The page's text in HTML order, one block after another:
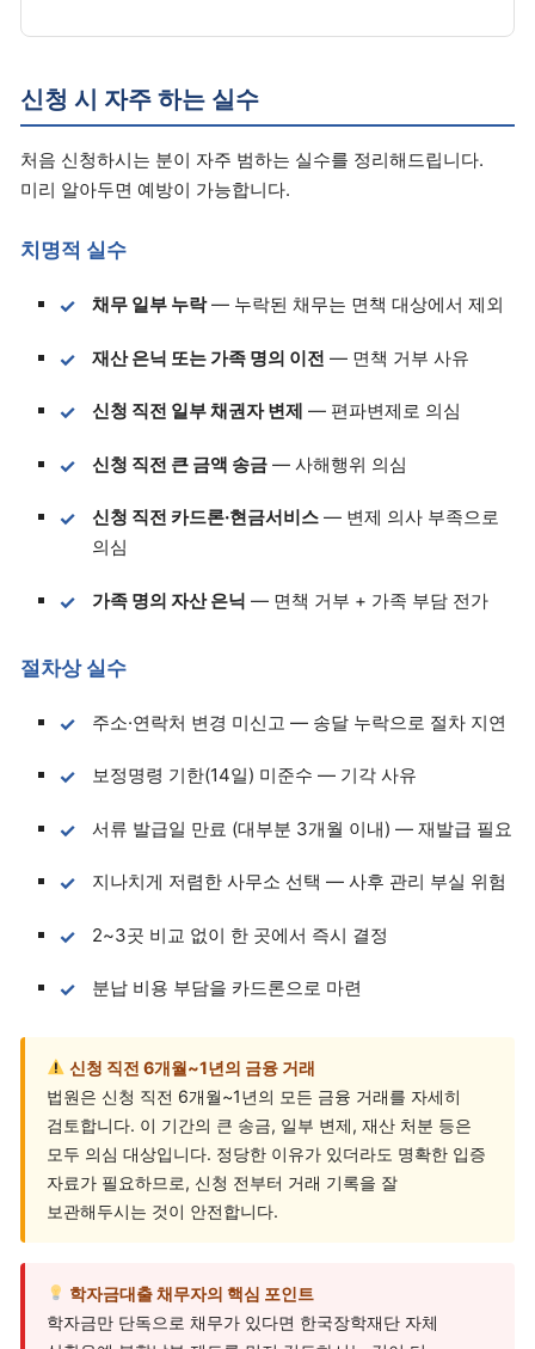
신청 시 자주 하는 실수
처음 신청하시는 분이 자주 범하는 실수를 정리해드립니다.
미리 알아두면 예방이 가능합니다.
치명적 실수
채무 일부 누락— 누락된 채무는 면책 대상에서 제외
재산 은닉 또는 가족 명의 이전 — 면책 거부 사유
신청 직전 일부 채권자 변제 — 편파변제로 의심
신청 직전 큰 금액 송금 — 사해행위 의심
신청 직전 카드론·현금서비스 — 변제 의사 부족으로
의심
가족 명의 자산 은닉 — 면책 거부 + 가족 부담 전가
절차상 실수
주소·연락처 변경 미신고 — 송달 누락으로 절차 지연
보정명령 기한(14일) 미준수 — 기각 사유
서류 발급일 만료 (대부분 3개월 이내) — 재발급 필요
지나치게 저렴한 사무소 선택 — 사후 관리 부실 위험
2~3곳 비교 없이 한 곳에서 즉시 결정
분납 비용 부담을 카드론으로 마련
신청 직전 6개월~1년의 금융 거래
법원은 신청 직전 6개월~1년의 모든 금융 거래를 자세히
검토합니다. 이 기간의 큰 송금, 일부 변제, 재산 처분 등은
모두 의심 대상입니다. 정당한 이유가 있더라도 명확한 입증
자료가 필요하므로, 신청 전부터 거래 기록을 잘
보관해두시는 것이 안전합니다.
학자금대출 채무자의 핵심 포인트
학자금만 단독으로 채무가 있다면 한국장학재단 자체